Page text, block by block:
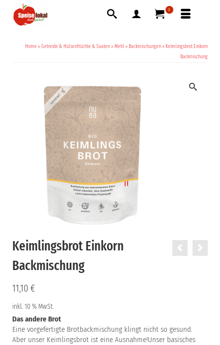
0
Home »Getreide & Hülsenfrüchte & Saaten »Mehl » Backmischungen » Keimlingsbrot Einkorn
Backmischung
Keimlingsbrot Einkorn
Backmischung
11,10 €
inkl. 10 % MwSt.
DasandereBrot
Eine vorgefertigte Brotbackmischung klingt nicht so gesund.
Aber unser Keimlingsbrot ist eine Ausnahme!Unser basisches